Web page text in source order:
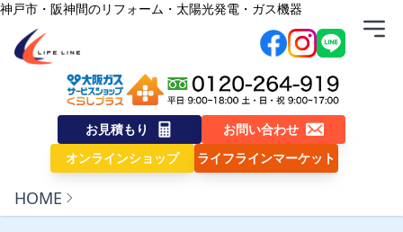
内容をスキップ
神戸市・阪神間のリフォーム・太陽光発電・ガス機器
株式会社ライフライン
お見積もり
お問い合わせ
オンラインショップ
ライフラインマーケット
HOME